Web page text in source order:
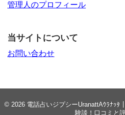
管理人のプロフィール
当サイトについて
お問い合わせ
© 2026 電話占いジプシーUranattAｳﾗﾅｯﾀ
験談！口コミと